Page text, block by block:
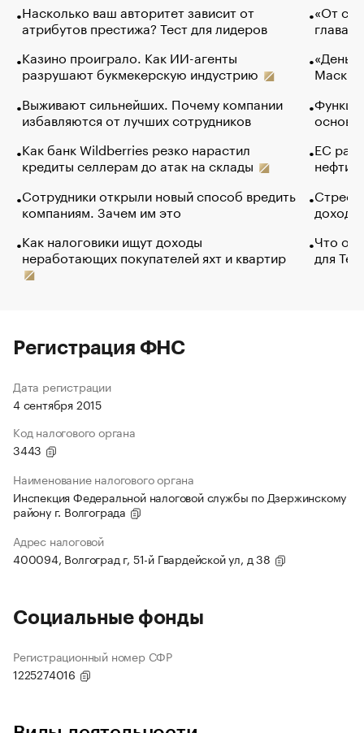
Насколько ваш авторитет зависит от
атрибутов престижа? Тест для лидеров
Казино проиграло. Как ИИ-агенты
разрушают букмекерскую индустрию
Выживают сильнейших. Почему компании
избавляются от лучших сотрудников
Как банк Wildberries резко нарастил
кредиты селлерам до атак на склады
Сотрудники открыли новый способ вредить
компаниям. Зачем им это
Как налоговики ищут доходы
неработающих покупателей яхт и квартир
«От
глава
Маск в
основ
ЕС
нефти
Что
для
Регистрация ФНС
Дата регистрации
4 сентября 2015
Код налогового органа
3443
Наименование налогового органа
Инспекция Федеральной налоговой службы по Дзержинскому
району г. Волгограда
Адрес налоговой
400094, Волгоград г, 51-й Гвардейской ул, д 38
Социальные фонды
Регистрационный номер СФР
1225274016